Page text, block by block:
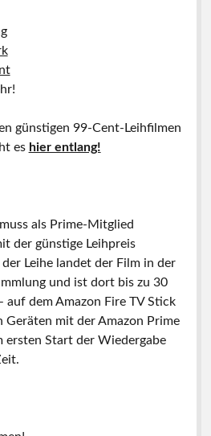
günstigen 99-Cent-Leihfilmen
es hier entlang!
als Prime-Mitglied
der günstige Leihpreis
Leihe landet der Film in der
und ist dort bis zu 30
auf dem Amazon Fire TV Stick
Geräten mit der Amazon Prime
ersten Start der Wiedergabe